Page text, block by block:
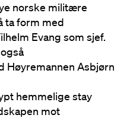
norske militære
ta form med
Evang som sjef.
Høyremannen Asbjørn
hemmelige stay
mot